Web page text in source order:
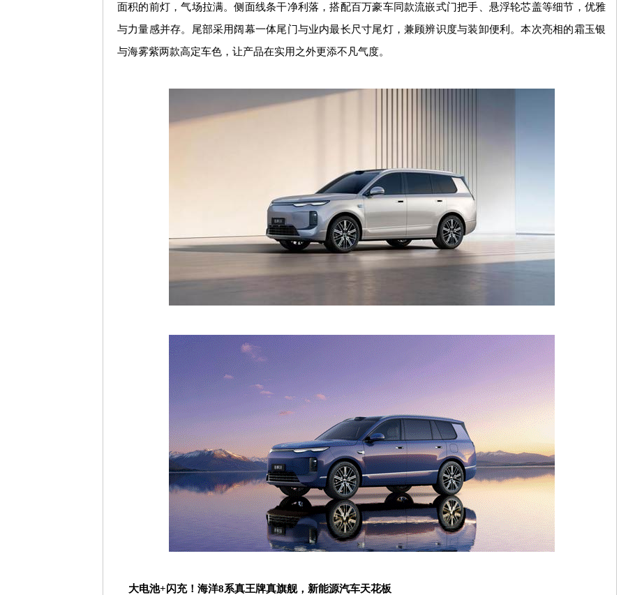
面积的前灯，气场拉满。侧面线条干净利落，搭配百万豪车同款流嵌式门把手、悬浮轮芯盖等细节，优雅
与力量感并存。尾部采用阔幕一体尾门与业内最长尺寸尾灯，兼顾辨识度与装卸便利。本次亮相的霜玉银
与海雾紫两款高定车色， 让产品在实用之外更添不凡气度。
大电池+闪充！海洋8系真王牌真旗舰，新能源汽车天花板